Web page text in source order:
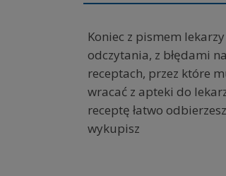
Koniec z pismem
odczytania, z błędami na
receptach, przez które
wracać z apteki do
receptę łatwo
wykupisz